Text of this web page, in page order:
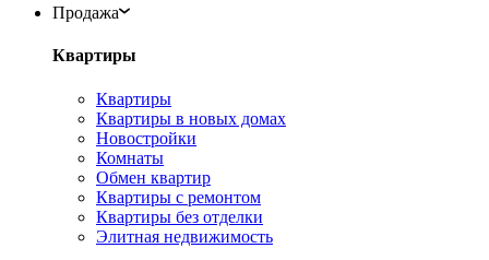
Продажа
Квартиры
Квартиры
Квартиры в новых домах
Новостройки
Комнаты
Обмен квартир
Квартиры с ремонтом
Квартиры без отделки
Элитная недвижимость